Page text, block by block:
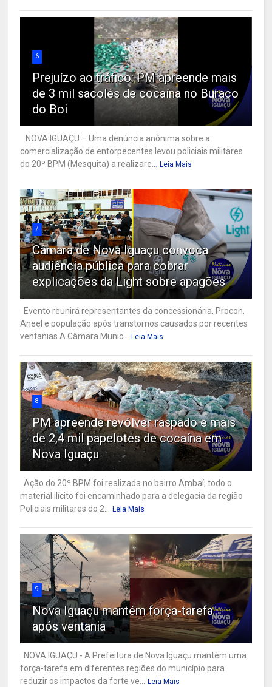
6
Prejuízo ao tráfico: PM apreende mais
de 3 mil sacolés de cocaína no Buraco
do Boi
NOVA IGUAÇU – Uma denúncia anônima sobre a
comercialização de entorpecentes levou policiais militares
do 20º BPM (Mesquita) a realizare...
Leia Mais
7
Câmara de Nova Iguaçu convoca
audiência pública para cobrar
explicações da Light sobre apagões
Evento reunirá representantes da concessionária, Procon,
Aneel e população após transtornos causados por recentes
ventanias A Câmara Munic...
Leia Mais
8
PM apreende revólver raspado e mais
de 2,4 mil papelotes de cocaína em
Nova Iguaçu
Ação do 20º BPM foi realizada no bairro Ambaí; todo o
material ilícito foi encaminhado para a delegacia da região
Policiais militares do 2...
Leia Mais
9
Nova Iguaçu mantém força-tarefa
após ventania
NOVA IGUAÇU - A Prefeitura de Nova Iguaçu mantém uma
força-tarefa em diferentes regiões do município para
reduzir os impactos da forte ve...
Leia Mais